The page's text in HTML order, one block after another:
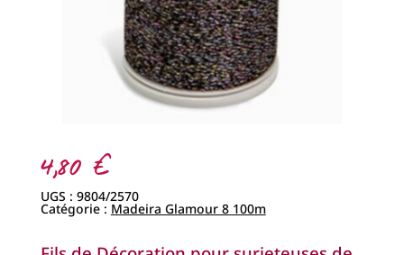
4,80 €
UGS : 9804/2570
Catégorie : Madeira Glamour 8 100m